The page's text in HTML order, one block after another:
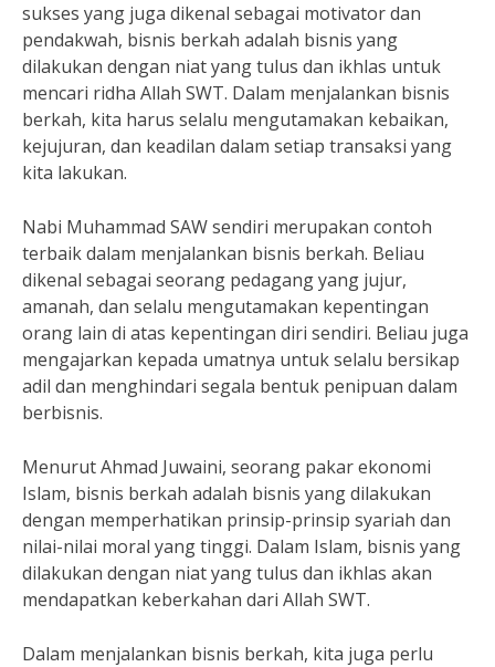
sukses yang juga dikenal sebagai motivator dan
pendakwah, bisnis berkah adalah bisnis yang
dilakukan dengan niat yang tulus dan ikhlas untuk
mencari ridha Allah SWT. Dalam menjalankan bisnis
berkah, kita harus selalu mengutamakan kebaikan,
kejujuran, dan keadilan dalam setiap transaksi yang
kita lakukan.
Nabi Muhammad SAW sendiri merupakan contoh
terbaik dalam menjalankan bisnis berkah. Beliau
dikenal sebagai seorang pedagang yang jujur,
amanah, dan selalu mengutamakan kepentingan
orang lain di atas kepentingan diri sendiri. Beliau juga
mengajarkan kepada umatnya untuk selalu bersikap
adil dan menghindari segala bentuk penipuan dalam
berbisnis.
Menurut Ahmad Juwaini, seorang pakar ekonomi
Islam, bisnis berkah adalah bisnis yang dilakukan
dengan memperhatikan prinsip-prinsip syariah dan
nilai-nilai moral yang tinggi. Dalam Islam, bisnis yang
dilakukan dengan niat yang tulus dan ikhlas akan
mendapatkan keberkahan dari Allah SWT.
Dalam menjalankan bisnis berkah, kita juga perlu